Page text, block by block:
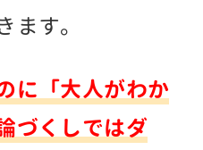
す。
に「大人がわか
づくしではダ